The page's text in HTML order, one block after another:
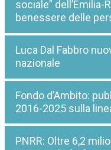
sociale” dell’Emilia-
benessere delle
Luca Dal Fabbro
nazionale
Fondo d’Ambito:
2016-2025 sulla
PNRR: Oltre 6,2